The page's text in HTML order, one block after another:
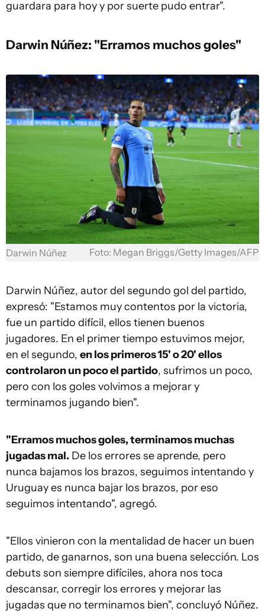
guardara para hoy y por suerte pudo entrar".
Darwin Núñez: "Erramos muchos goles"
Darwin Núñez Foto: Megan Briggs/Getty Images/AFP
Darwin Núñez, autor del segundo gol del partido,
expresó: "Estamos muy contentos por la victoria,
fue un partido difícil, ellos tienen buenos
jugadores. En el primer tiempo estuvimos mejor,
en el segundo, en los primeros 15' o 20' ellos
controlaron un poco el partido, sufrimos un poco,
pero con los goles volvimos a mejorar y
terminamos jugando bien".
"Erramos muchos goles, terminamos muchas
jugadas mal. De los errores se aprende, pero
nunca bajamos los brazos, seguimos intentando y
Uruguay es nunca bajar los brazos, por eso
seguimos intentando", agregó.
"Ellos vinieron con la mentalidad de hacer un buen
partido, de ganarnos, son una buena selección. Los
debuts son siempre difíciles, ahora nos toca
descansar, corregir los errores y mejorar las
jugadas que no terminamos bien", concluyó Núñez.